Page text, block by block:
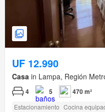
UF 12.990
Casa in Lampa, Región
4 5 470 m²
Estacionamiento Cocina